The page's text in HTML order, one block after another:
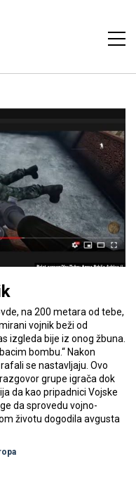
na 200 metara od tebe,
vojnik beži od
izgleda bije iz onog žbuna.
bombu.“ Nakon
se nastavljaju. Ovo
grupe igrača dok
da kao pripadnici Vojske
da sprovedu vojno-
životu dogodila avgusta